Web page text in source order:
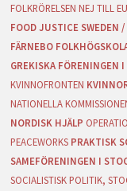
FOLKRÖRELSEN NEJ TILL
FOOD JUSTICE SWEDEN /
FÄRNEBO
GREKISKA FÖRENINGEN
KVINNOFRONTEN
NATIONELLA
NORDISK HJÄLP
PEACEWORKS PRAKTISK
SAMEFÖRENINGEN I
SOCIALISTISK POLITIK,